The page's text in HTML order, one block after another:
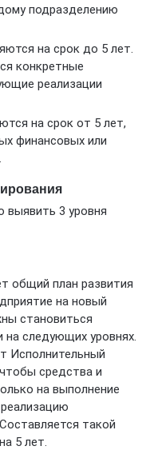
подразделению
на срок до 5 лет.
конкретные
реализации
на срок от 5 лет,
финансовых или
выявить 3 уровня
общий план развития
на новый
становиться
следующих уровнях.
Исполнительный
средства и
на выполнение
такой
5 лет.